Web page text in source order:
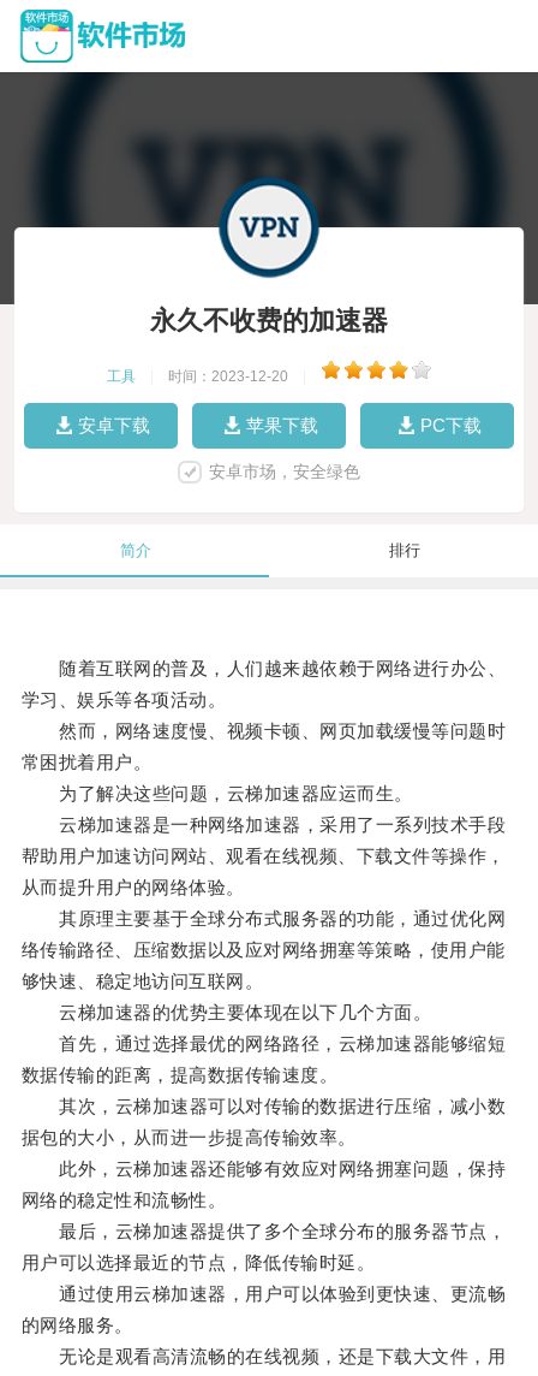
永久不收费的加速器
工具 时间：2023-12-20
安卓下载 苹果下载 PC下载
安卓市场，安全绿色
简介 排行
随着互联网的普及，人们越来越依赖于网络进行办公、
学习、娱乐等各项活动。
然而，网络速度慢、视频卡顿、网页加载缓慢等问题时
常困扰着用户。
为了解决这些问题，云梯加速器应运而生。
云梯加速器是一种网络加速器，采用了一系列技术手段
帮助用户加速访问网站、观看在线视频、下载文件等操作，
从而提升用户的网络体验。
其原理主要基于全球分布式服务器的功能，通过优化网
络传输路径、压缩数据以及应对网络拥塞等策略，使用户能
够快速、稳定地访问互联网。
云梯加速器的优势主要体现在以下几个方面。
首先，通过选择最优的网络路径，云梯加速器能够缩短
数据传输的距离，提高数据传输速度。
其次，云梯加速器可以对传输的数据进行压缩，减小数
据包的大小，从而进一步提高传输效率。
此外，云梯加速器还能够有效应对网络拥塞问题，保持
网络的稳定性和流畅性。
最后，云梯加速器提供了多个全球分布的服务器节点，
用户可以选择最近的节点，降低传输时延。
通过使用云梯加速器，用户可以体验到更快速、更流畅
的网络服务。
无论是观看高清流畅的在线视频，还是下载大文件，用